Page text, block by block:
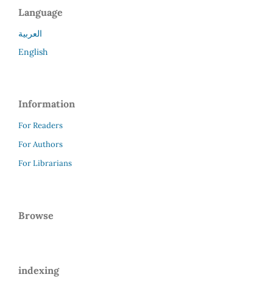
Language
العربية
English
Information
For Readers
For Authors
For Librarians
Browse
indexing